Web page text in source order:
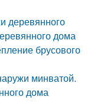
деревянного
дома
брусового
минватой.
дома